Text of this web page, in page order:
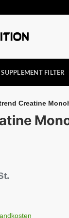
SUPPLEMENT FILTER
Creatine